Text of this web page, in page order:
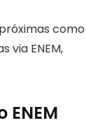
como
via ENEM,